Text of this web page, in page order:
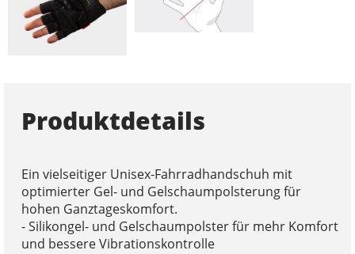
Produktdetails
Ein vielseitiger Unisex-Fahrradhandschuh mit
optimierter Gel- und Gelschaumpolsterung für
hohen Ganztageskomfort.
- Silikongel- und Gelschaumpolster für mehr Komfort
und bessere Vibrationskontrolle